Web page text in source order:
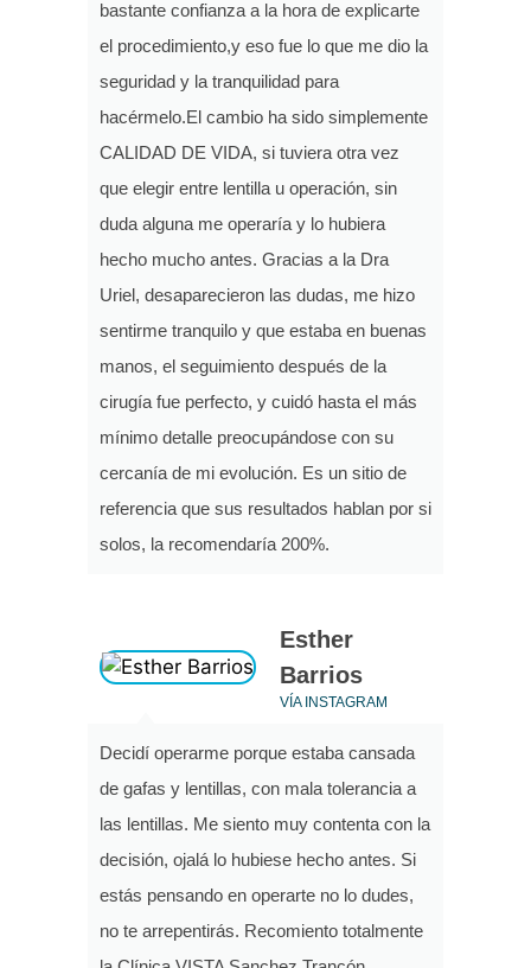
bastante confianza a la hora de explicarte
el procedimiento,y eso fue lo que me dio la
seguridad y la tranquilidad para
hacérmelo.El cambio ha sido simplemente
CALIDAD DE VIDA, si tuviera otra vez
que elegir entre lentilla u operación, sin
duda alguna me operaría y lo hubiera
hecho mucho antes. Gracias a la Dra
Uriel, desaparecieron las dudas, me hizo
sentirme tranquilo y que estaba en buenas
manos, el seguimiento después de la
cirugía fue perfecto, y cuidó hasta el más
mínimo detalle preocupándose con su
cercanía de mi evolución. Es un sitio de
referencia que sus resultados hablan por si
solos, la recomendaría 200%.
Decidí operarme porque estaba cansada
de gafas y lentillas, con mala tolerancia a
las lentillas. Me siento muy contenta con la
decisión, ojalá lo hubiese hecho antes. Si
estás pensando en operarte no lo dudes,
no te arrepentirás. Recomiento totalmente
Esther
Barrios
VÍA INSTAGRAM